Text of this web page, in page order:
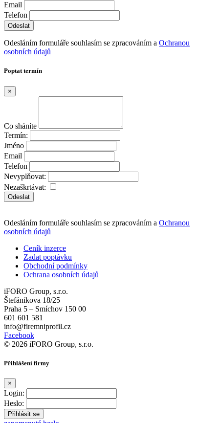
Email
Telefon
Odesláním formuláře souhlasím se zpracováním a Ochranou
osobních údajů
Poptat termín
×
Co sháníte
Termín:
Jméno
Email
Telefon
Nevyplňovat:
Nezaškrtávat:
Odeslat
Odesláním formuláře souhlasím se zpracováním a Ochranou
osobních údajů
Ceník inzerce
Zadat poptávku
Obchodní podmínky
Ochrana osobních údajů
iFORO Group, s.r.o.
Štefánikova 18/25
Praha 5 – Smíchov 150 00
601 601 581
info@firemniprofil.cz
Facebook
© 2026 iFORO Group, s.r.o.
Přihlášení firmy
×
Login:
Heslo: